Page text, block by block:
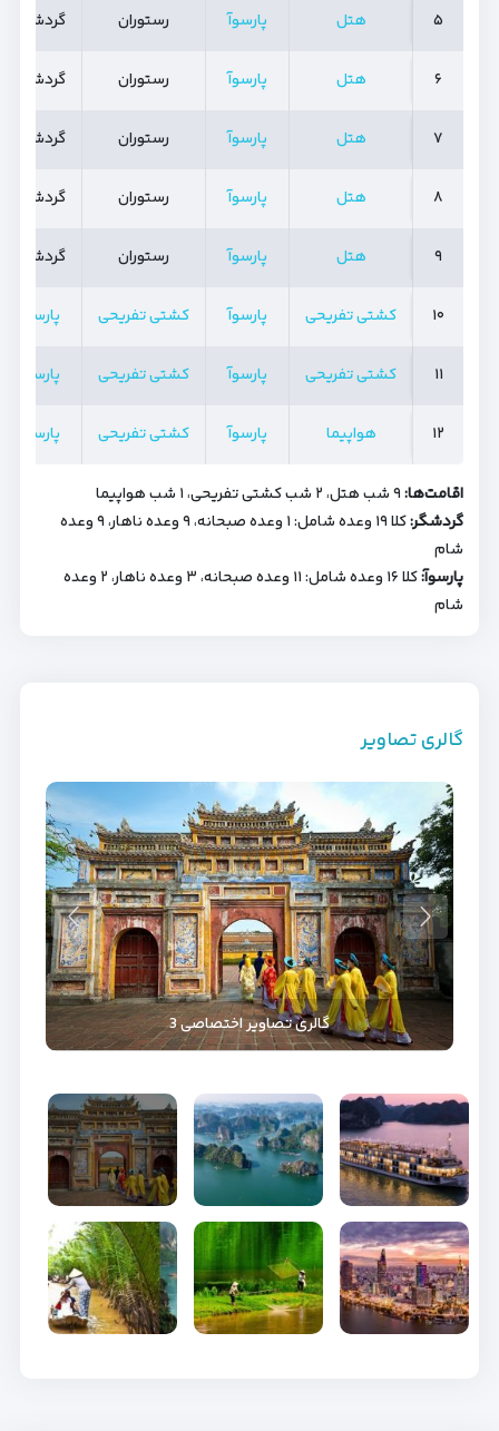
۵ هتل پارسوآ رستوران گردشگر
۶ هتل پارسوآ رستوران گردشگر
۷ هتل پارسوآ رستوران گردشگر
۸ هتل پارسوآ رستوران گردشگر
۹ هتل پارسوآ رستوران گردشگر
۱۰ کشتی تفریحی پارسوآ کشتی تفریحی پارسوآ
۱۱ کشتی تفریحی پارسوآ کشتی تفریحی پارسوآ
۱۲ هواپیما پارسوآ کشتی تفریحی پارسوآ
۵
۶
۷
۸
۹
۱۰
۱۱
۱۲
اقامت‌ها:
گردشگر:
کلا ۱۹ وعده شامل: ۱ وعده صبحانه، ۹ وعده ناهار، ۹ وعده
شام
پارسوآ:
کلا ۱۶ وعده شامل: ۱۱ وعده صبحانه، ۳ وعده ناهار، ۲ وعده
شام
گالری تصاویر
گالری تصاویر اختصاصی 1
گالری تصاویر اختصاصی 2
گالری تصاویر اختصاصی 3
گالری تصاویر اختصاصی 4
گالری تصاویر اختصاصی 5
گالری تصاویر اختصاصی 6
گالری تصاویر اختصاصی 7